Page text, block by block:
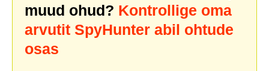
muud ohud? Kontrollige oma
arvutit SpyHunter abil ohtude
osas